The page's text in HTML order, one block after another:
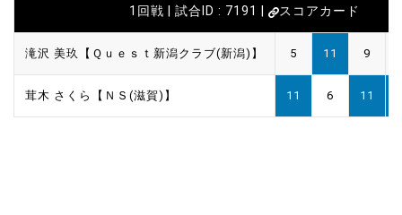
1回戦 | 試合ID : 7191 | スコアカード
滝沢 美玖【Ｑｕｅｓｔ新潟クラブ(新潟)】 5 11 9
茸木 さくら【ＮＳ(滋賀)】 11 6 11